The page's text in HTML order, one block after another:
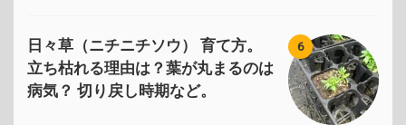
6
日々草（ニチニチソウ） 育て方。
立ち枯れる理由は？葉が丸まるのは
病気？ 切り戻し時期など。